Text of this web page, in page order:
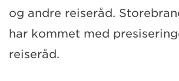
og andre reiseråd.
har kommet med
reiseråd.